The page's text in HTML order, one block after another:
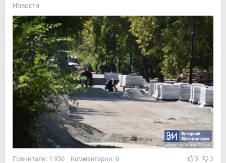
Новости
Прочитали: 1 950 Комментарии: 0 5 3